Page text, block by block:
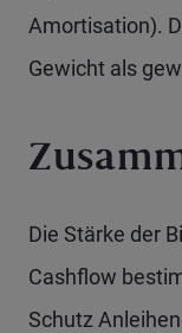
Amortisation).
Gewicht als
Die Stärke der
Cashflow
Schutz